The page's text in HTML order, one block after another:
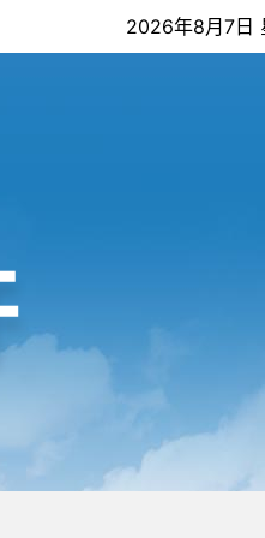
2026年8月7日